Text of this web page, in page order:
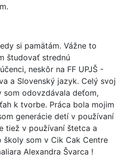
si pamätám. Vážne to
študovať strednú
neskôr na FF UPJŠ -
a Slovenský jazyk. Celý svoj
odovzdávala deťom,
k tvorbe. Práca bola mojim
generácie detí v používaní
tiež v používaní štetca a
školy som v Cik Cak Centre
Alexandra Švarca !